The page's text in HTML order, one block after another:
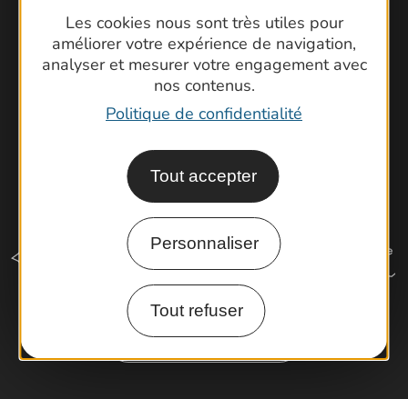
Les cookies nous sont très utiles pour
améliorer votre expérience de navigation,
analyser et mesurer votre engagement avec
nos contenus.
Politique de confidentialité
Tout accepter
Personnaliser
Tout refuser
Cartoguides et Topoguides
Latitude Gard
Comment venir ?